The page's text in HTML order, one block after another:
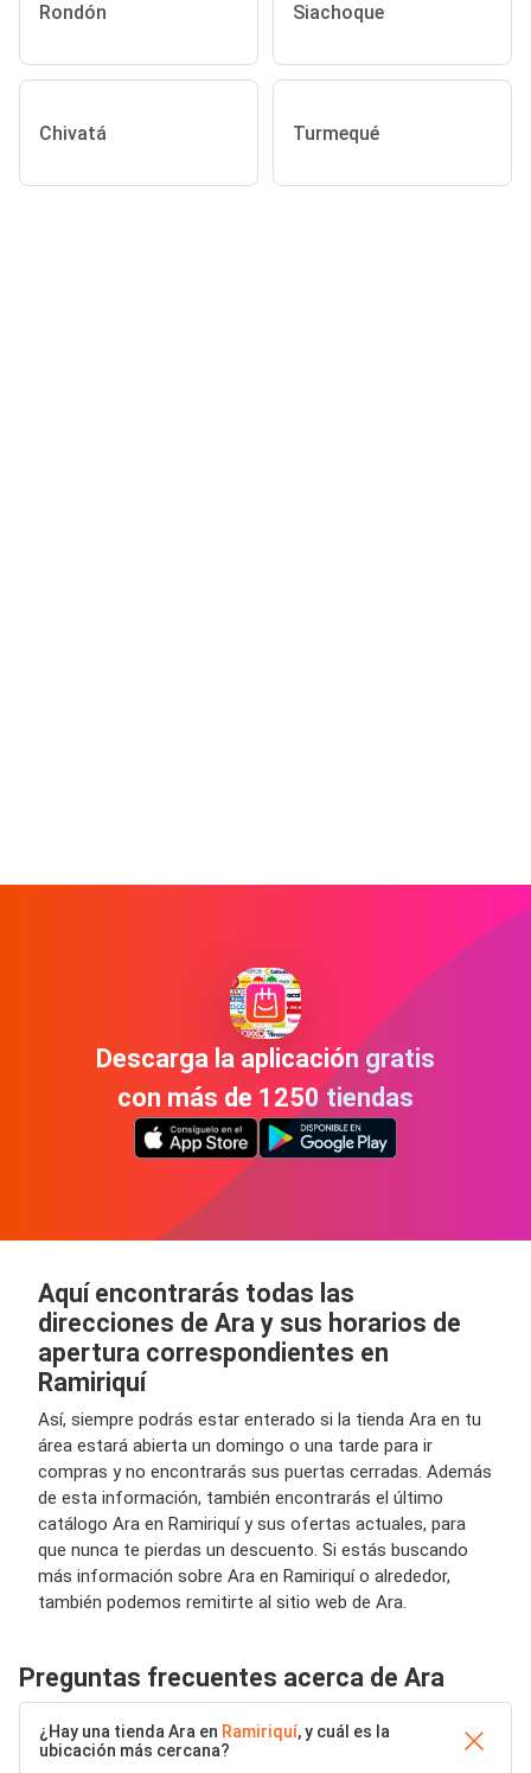
Rondón Siachoque
Chivatá Turmequé
Descarga la aplicación gratis
con más de 1250 tiendas
Aquí encontrarás todas las
direcciones de Ara y sus horarios de
apertura correspondientes en
Ramiriquí
Así, siempre podrás estar enterado si la tienda Ara en tu
área estará abierta un domingo o una tarde para ir
compras y no encontrarás sus puertas cerradas. Además
de esta información, también encontrarás el último
catálogo Ara en Ramiriquí y sus ofertas actuales, para
que nunca te pierdas un descuento. Si estás buscando
más información sobre Ara en Ramiriquí o alrededor,
también podemos remitirte al sitio web de Ara.
Preguntas frecuentes acerca de Ara
¿Hay una tienda Ara en Ramiriquí, y cuál es la
ubicación más cercana?